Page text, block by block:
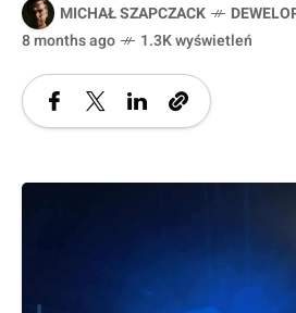
MICHAŁ SZAPCZACK
8 months ago
1.3K wyświetleń